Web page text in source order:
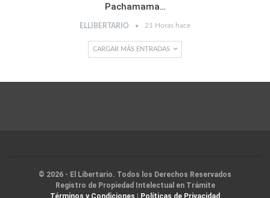
Pachamama…
ELLIBERTARIO 21 Horas hace
CARGAR MÁS ENTRADAS
© 2026 - El Libertario. Todos los Derechos Reservados
Registro de Propiedad Intelectual en Trámite
Términos y Condiciones | Políticas de Privacidad